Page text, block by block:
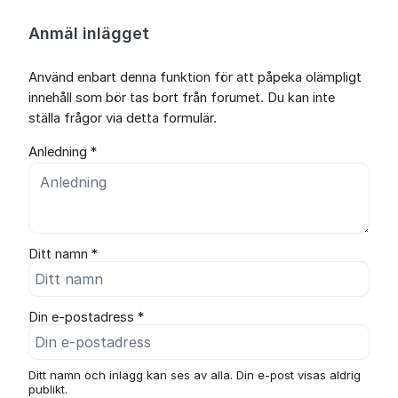
Anmäl inlägget
Använd enbart denna funktion för att påpeka olämpligt
innehåll som bör tas bort från forumet. Du kan inte
ställa frågor via detta formulär.
Anledning *
Ditt namn *
Din e-postadress *
Ditt namn och inlägg kan ses av alla. Din e-post visas aldrig
publikt.